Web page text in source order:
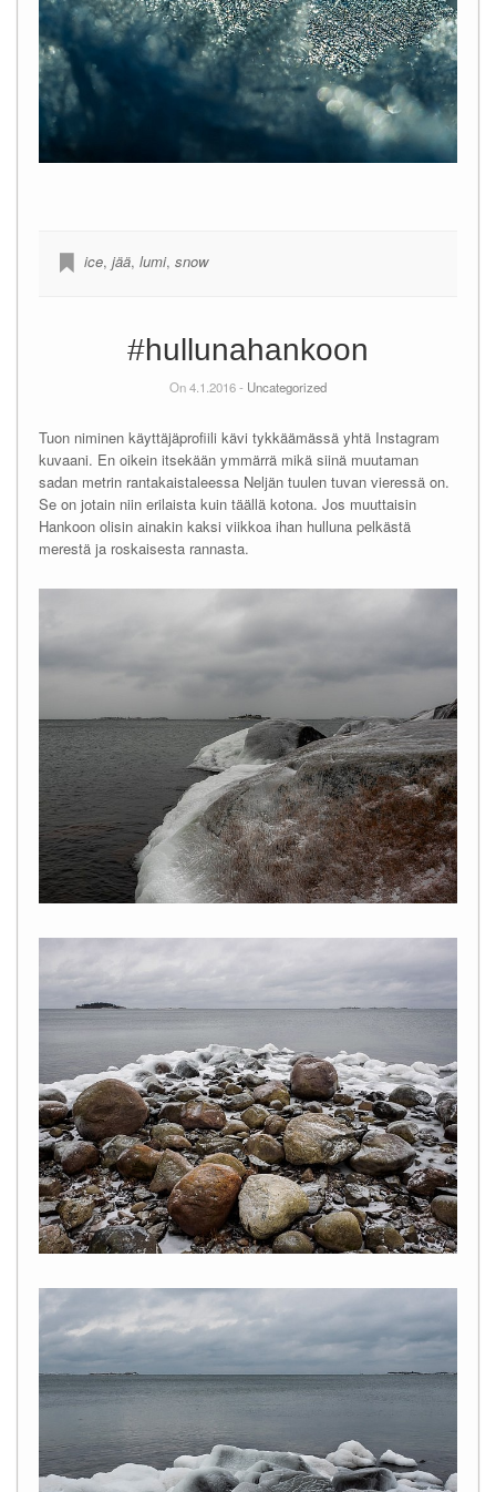
ice, jää, lumi, snow
#hullunahankoon
On 4.1.2016 - Uncategorized
Tuon niminen käyttäjäprofiili kävi tykkäämässä yhtä Instagram
kuvaani. En oikein itsekään ymmärrä mikä siinä muutaman
sadan metrin rantakaistaleessa Neljän tuulen tuvan vieressä on.
Se on jotain niin erilaista kuin täällä kotona. Jos muuttaisin
Hankoon olisin ainakin kaksi viikkoa ihan hulluna pelkästä
merestä ja roskaisesta rannasta.